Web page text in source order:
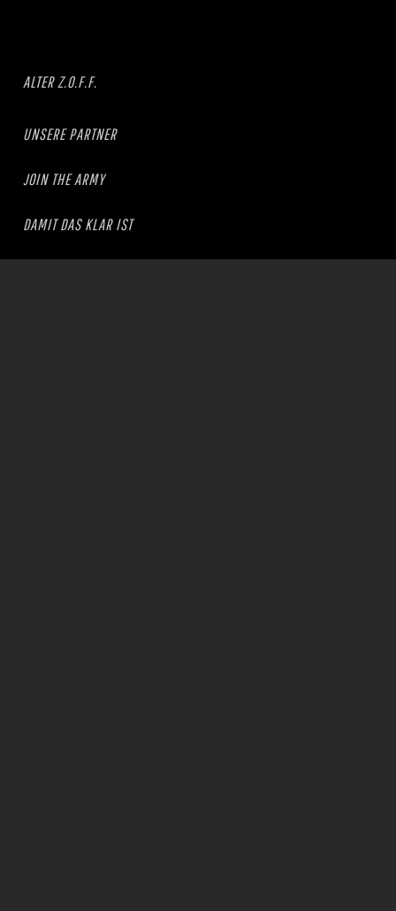
ALTER Z.O.F.F.
UNSERE PARTNER
JOIN THE ARMY
DAMIT DAS KLAR IST